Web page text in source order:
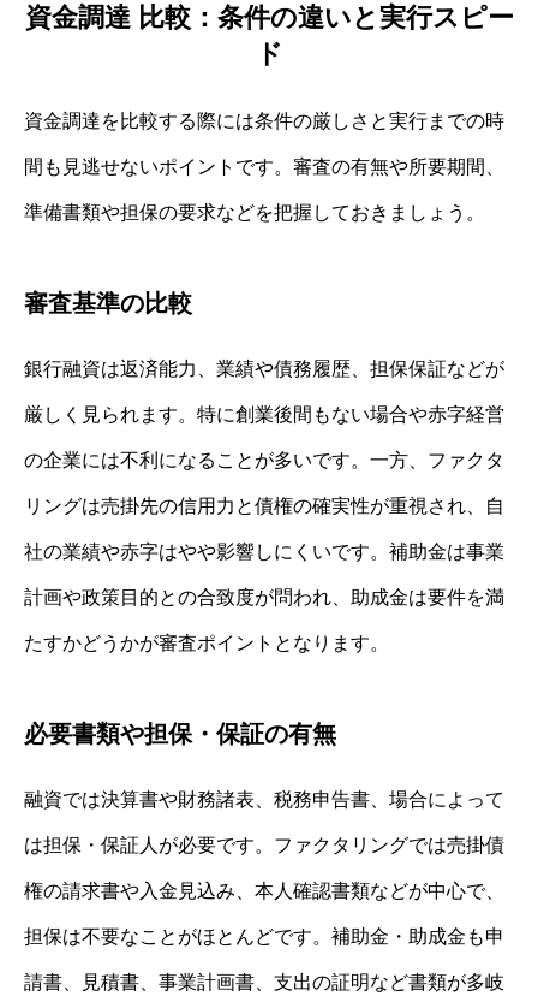
資金調達 比較：条件の違いと実行スピー
ド
資金調達を比較する際には条件の厳しさと実行までの時
間も見逃せないポイントです。審査の有無や所要期間、
準備書類や担保の要求などを把握しておきましょう。
審査基準の比較
銀行融資は返済能力、業績や債務履歴、担保保証などが
厳しく見られます。特に創業後間もない場合や赤字経営
の企業には不利になることが多いです。一方、ファクタ
リングは売掛先の信用力と債権の確実性が重視され、自
社の業績や赤字はやや影響しにくいです。補助金は事業
計画や政策目的との合致度が問われ、助成金は要件を満
たすかどうかが審査ポイントとなります。
必要書類や担保・保証の有無
融資では決算書や財務諸表、税務申告書、場合によって
は担保・保証人が必要です。ファクタリングでは売掛債
権の請求書や入金見込み、本人確認書類などが中心で、
担保は不要なことがほとんどです。補助金・助成金も申
請書、見積書、事業計画書、支出の証明など書類が多岐